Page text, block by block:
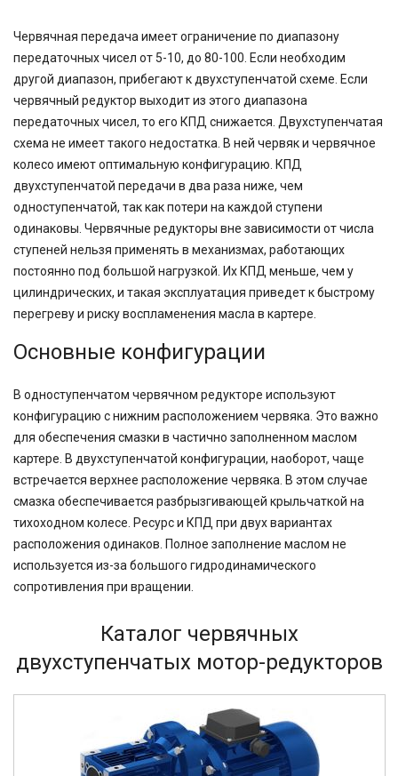
Червячная передача имеет ограничение по диапазону
передаточных чисел от 5-10, до 80-100. Если необходим
другой диапазон, прибегают к двухступенчатой схеме. Если
червячный редуктор выходит из этого диапазона
передаточных чисел, то его КПД снижается. Двухступенчатая
схема не имеет такого недостатка. В ней червяк и червячное
колесо имеют оптимальную конфигурацию. КПД
двухступенчатой передачи в два раза ниже, чем
одноступенчатой, так как потери на каждой ступени
одинаковы. Червячные редукторы вне зависимости от числа
ступеней нельзя применять в механизмах, работающих
постоянно под большой нагрузкой. Их КПД меньше, чем у
цилиндрических, и такая эксплуатация приведет к быстрому
перегреву и риску воспламенения масла в картере.
Основные конфигурации
В одноступенчатом червячном редукторе используют
конфигурацию с нижним расположением червяка. Это важно
для обеспечения смазки в частично заполненном маслом
картере. В двухступенчатой конфигурации, наоборот, чаще
встречается верхнее расположение червяка. В этом случае
смазка обеспечивается разбрызгивающей крыльчаткой на
тихоходном колесе. Ресурс и КПД при двух вариантах
расположения одинаков. Полное заполнение маслом не
используется из-за большого гидродинамического
сопротивления при вращении.
Каталог червячных
двухступенчатых мотор-редукторов